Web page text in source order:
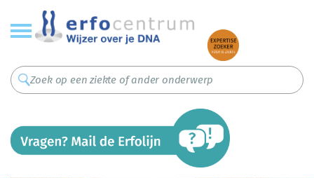
Overslaan
en
naar
inhoud
gaan